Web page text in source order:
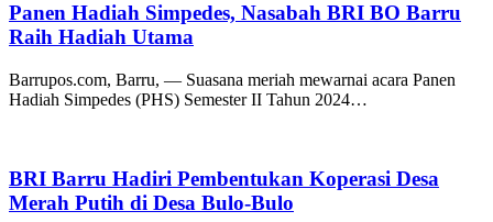
Panen Hadiah Simpedes, Nasabah BRI BO Barru
Raih Hadiah Utama
Barrupos.com, Barru, — Suasana meriah mewarnai acara Panen
Hadiah Simpedes (PHS) Semester II Tahun 2024…
BRI Barru Hadiri Pembentukan Koperasi Desa
Merah Putih di Desa Bulo-Bulo